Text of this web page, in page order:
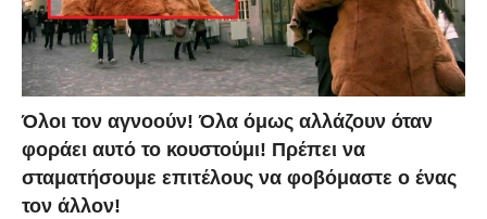
Όλοι τον αγνοούν! Όλα όμως αλλάζουν όταν
φοράει αυτό το κουστούμι! Πρέπει να
σταματήσουμε επιτέλους να φοβόμαστε ο ένας
τον άλλον!